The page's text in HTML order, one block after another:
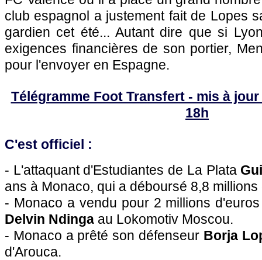
club espagnol a justement fait de Lopes
gardien cet été... Autant dire que si
exigences financières de son portier,
pour l'envoyer en Espagne.
Télégramme Foot Transfert - mis à
18h
C'est officiel :
- L'attaquant d'Estudiantes de La Plata
ans à Monaco, qui a déboursé 8,8 millions
- Monaco a vendu pour 2 millions
Delvin Ndinga au Lokomotiv Moscou.
- Monaco a prêté son défenseur Borja
d'Arouca.